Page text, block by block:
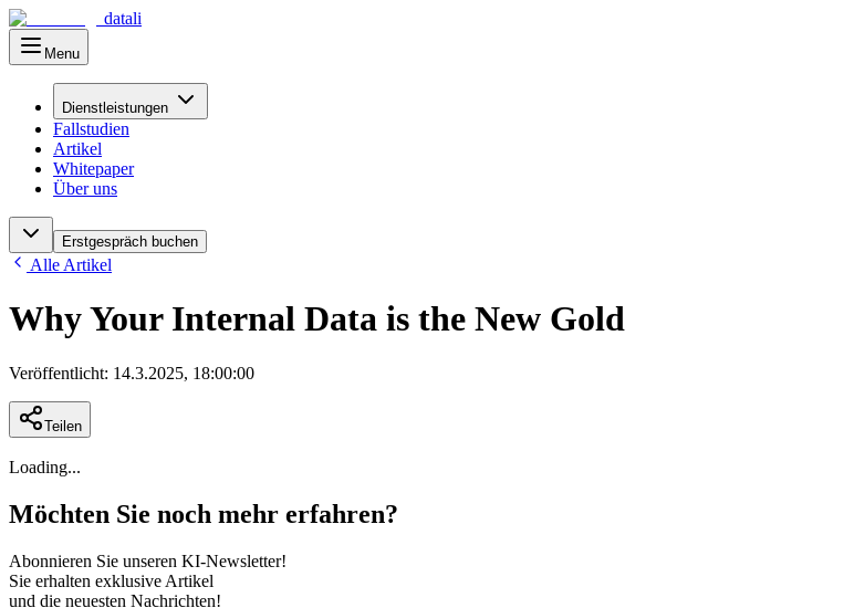
datali
Menu Hauptmenü
Dienstleistungen
Fallstudien
Artikel
Whitepaper
Über uns
Erstgespräch buchen
Alle Artikel
Why Your Internal Data is the New Gold
Veröffentlicht: 14.3.2025, 18:00:00
Teilen
Loading...
Möchten Sie noch mehr erfahren?
Abonnieren Sie unseren KI-Newsletter!
Sie erhalten exklusive Artikel
und die neuesten Nachrichten!